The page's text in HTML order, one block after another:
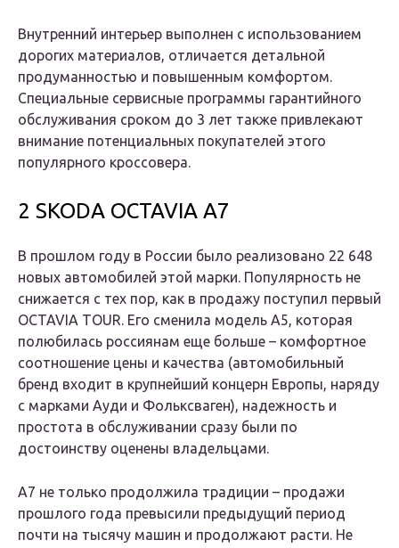
Внутренний интерьер выполнен с использованием
дорогих материалов, отличается детальной
продуманностью и повышенным комфортом.
Специальные сервисные программы гарантийного
обслуживания сроком до 3 лет также привлекают
внимание потенциальных покупателей этого
популярного кроссовера.
2 SKODA OCTAVIA A7
В прошлом году в России было реализовано 22 648
новых автомобилей этой марки. Популярность не
снижается с тех пор, как в продажу поступил первый
OCTAVIA TOUR. Его сменила модель A5, которая
полюбилась россиянам еще больше – комфортное
соотношение цены и качества (автомобильный
бренд входит в крупнейший концерн Европы, наряду
с марками Ауди и Фольксваген), надежность и
простота в обслуживании сразу были по
достоинству оценены владельцами.
A7 не только продолжила традиции – продажи
прошлого года превысили предыдущий период
почти на тысячу машин и продолжают расти. Не